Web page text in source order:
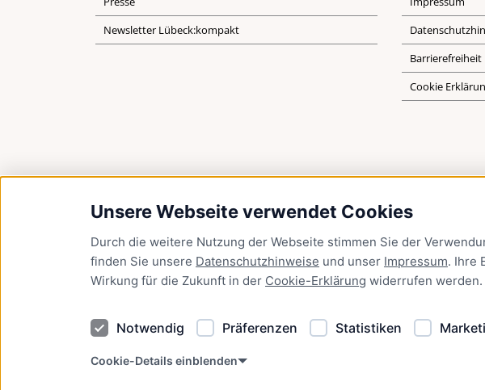
Unsere Webseite verwendet Cookies
Durch die weitere Nutzung der Webseite stimmen Sie der
finden Sie unsere Datenschutzhinweise und unser Impressum. Ihre
Wirkung für die Zukunft in der Cookie-Erklärung widerrufen werden.
Notwendig Präferenzen Statistiken
Cookie-Details einblenden
Newsletter Lübeck:kompakt
Barrierefreiheit
Cookie